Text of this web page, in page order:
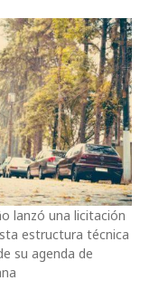
lanzó una licitación
estructura técnica
su agenda de